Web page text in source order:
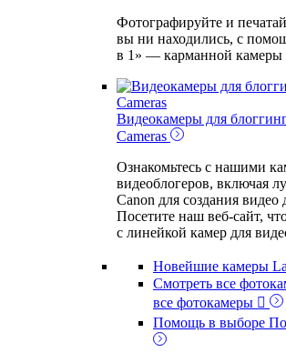
Фотографируйте и
вы ни находились, с
в 1» — карманной камеры
Cameras
Видеокамеры для
Cameras
Ознакомьтесь с нашими
видеоблогеров, включая
Canon для создания видео
Посетите наш веб-сайт,
с линейкой камер для
Новейшие камеры
Смотреть все
все фотокамеры 
Помощь в выборе